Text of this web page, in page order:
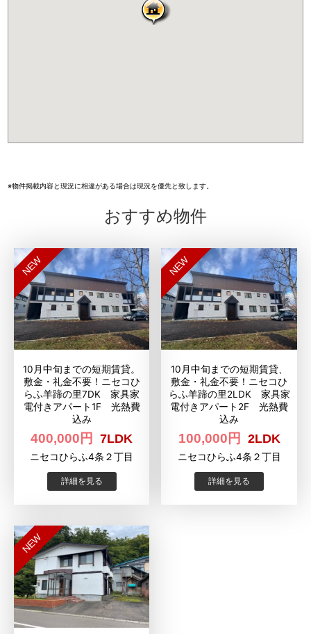
※物件掲載内容と現況に相違がある場合は現況を優先と致します。
おすすめ物件
NEW
10月中旬までの短期賃貸。
敷金・礼金不要！ニセコひ
らふ羊蹄の里7DK 家具家
電付きアパート1F 光熱費
込み
400,000円 7LDK
ニセコひらふ4条２丁目
詳細を見る
NEW
10月中旬までの短期賃貸、
敷金・礼金不要！ニセコひ
らふ羊蹄の里2LDK 家具家
電付きアパート2F 光熱費
込み
100,000円 2LDK
ニセコひらふ4条２丁目
詳細を見る
NEW